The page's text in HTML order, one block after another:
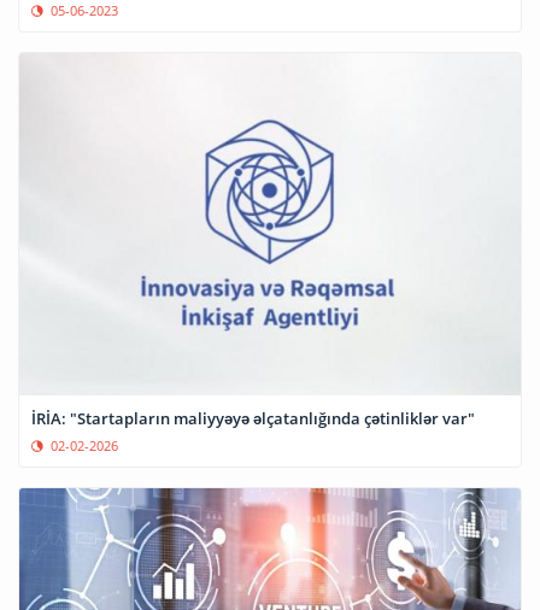
05-06-2023
İRİA: "Startapların maliyyəyə əlçatanlığında çətinliklər var"
02-02-2026